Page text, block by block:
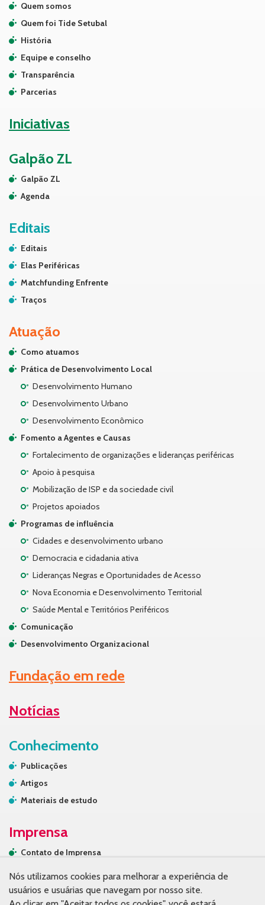
Quem somos
Quem foi Tide Setubal
História
Equipe e conselho
Transparência
Parcerias
Iniciativas
Galpão ZL
Galpão ZL
Agenda
Editais
Editais
Elas Periféricas
Matchfunding Enfrente
Traços
Atuação
Como atuamos
Prática de Desenvolvimento Local
Desenvolvimento Humano
Desenvolvimento Urbano
Desenvolvimento Econômico
Fomento a Agentes e Causas
Fortalecimento de organizações e lideranças periféricas
Apoio à pesquisa
Mobilização de ISP e da sociedade civil
Projetos apoiados
Programas de influência
Cidades e desenvolvimento urbano
Democracia e cidadania ativa
Lideranças Negras e Oportunidades de Acesso
Nova Economia e Desenvolvimento Territorial
Saúde Mental e Territórios Periféricos
Comunicação
Desenvolvimento Organizacional
Fundação em rede
Notícias
Conhecimento
Publicações
Artigos
Materiais de estudo
Imprensa
Contato de Imprensa
Na mídia
Nós utilizamos cookies para melhorar a experiência de
usuários e usuárias que navegam por nosso site.